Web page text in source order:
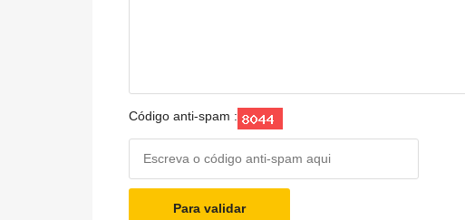
Código anti-spam :
Para validar